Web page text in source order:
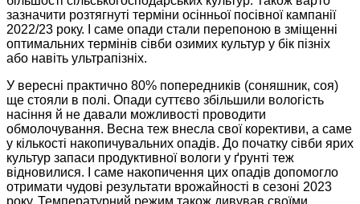
зазначити розтягнуті терміни осінньої посівної кампанії
2022/23 року. І саме опади стали перепоною в зміщенні
оптимальних термінів сівби озимих культур у бік пізніх
або навіть ультрапізніх.
У вересні практично 80% попередників (соняшник, соя)
ще стояли в полі. Опади суттєво збільшили вологість
насіння й не давали можливості проводити
обмолочування. Весна теж внесла свої корективи, а саме
у кількості накопичувальних опадів. До початку сівби ярих
культур запаси продуктивної вологи у ґрунті теж
відновилися. І саме накопичення цих опадів допомогло
отримати чудові результати врожайності в сезоні 2023